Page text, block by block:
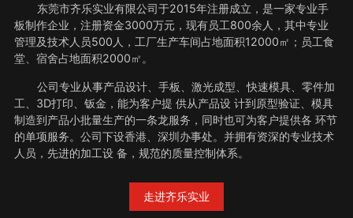
东莞市齐乐实业有限公司于2015年注册成立，是一家专业手
板制作企业，注册资金3000万元，现有员工800余人，其中专业
管理及技术人员500人，工厂生产车间占地面积12000㎡；员工食
堂、宿舍占地面积2000㎡。
公司专业从事产品设计、手板、激光成型、快速模具、零件加
工、3D打印、钣金，能为客户提 供从产品设 计到原型验证、模具
制造到产品小批量生产的一条龙服务，同时也可为客户提供各 环节
的单项服务。公司下设香港、深圳办事处。并拥有资深的专业技术
人员，先进的加工设 备，规范的质量控制体系。
走进齐乐实业